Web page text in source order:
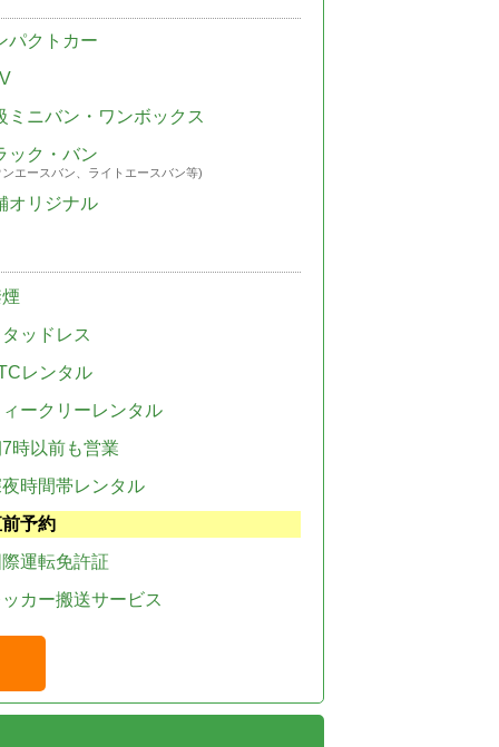
パクトカー
ミニバン・ワンボックス
ック・バン
エースバン、ライトエースバン等)
オリジナル
ッドレス
レンタル
ークリーレンタル
時以前も営業
時間帯レンタル
予約
運転免許証
カー搬送サービス